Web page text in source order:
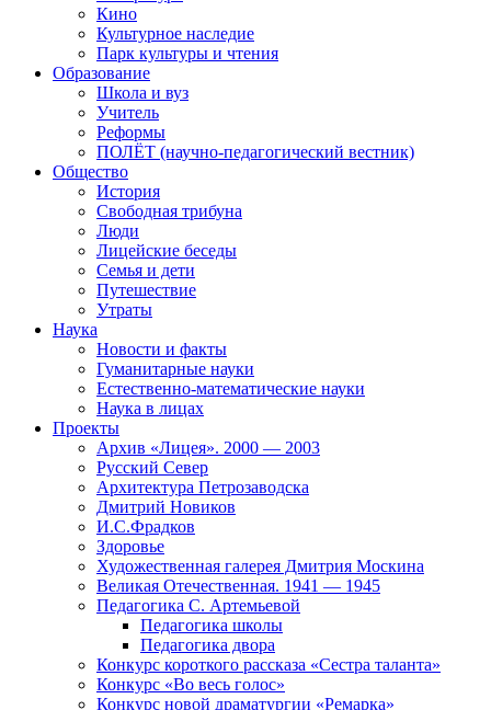
Кино
Культурное наследие
Парк культуры и чтения
Образование
Школа и вуз
Учитель
Реформы
ПОЛЁТ (научно-педагогический вестник)
Общество
История
Свободная трибуна
Люди
Лицейские беседы
Семья и дети
Путешествие
Утраты
Наука
Новости и факты
Гуманитарные науки
Естественно-математические науки
Наука в лицах
Проекты
Архив «Лицея». 2000 — 2003
Русский Север
Архитектура Петрозаводска
Дмитрий Новиков
И.С.Фрадков
Здоровье
Художественная галерея Дмитрия Москина
Великая Отечественная. 1941 — 1945
Педагогика С. Артемьевой
Педагогика школы
Педагогика двора
Конкурс короткого рассказа «Сестра таланта»
Конкурс «Во весь голос»
Конкурс новой драматургии «Ремарка»